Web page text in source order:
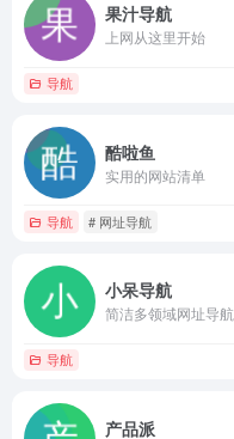
果汁导航
上网从这里开始
导航
酷啦鱼
实用的网站清单
导航 # 网址导航
小呆导航
简洁多领域网址导航
导航
产品派